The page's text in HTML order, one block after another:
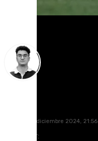
domingo, 1 diciembre 2024, 21:56
Compartir: